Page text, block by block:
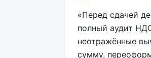
«Перед сдачей
полный аудит
неотражённые
сумму,